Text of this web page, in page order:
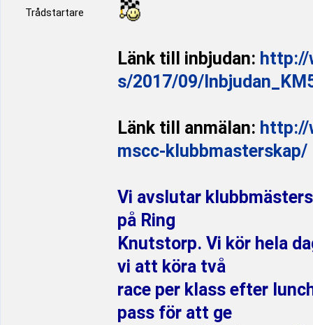
Trådstartare
Länk till inbjudan: http://
s/2017/09/
Länk till anmälan: http://
mscc-klubbmasterskap/
Vi avslutar
på Ring
Knutstorp. Vi kör hela
vi att köra två
race per klass efter
pass för att ge